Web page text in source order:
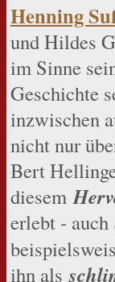
Henning
und Hildes
im Sinne
Geschichte
inzwischen
nicht nur
Bert
diesem
erlebt - auch
ihn als